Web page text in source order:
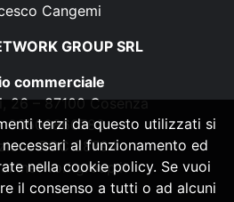
Cangemi
GROUP SRL
commerciale
26 – 87100 Cosenza
03500860782
ROC 28794
terzi da questo utilizzati si
al funzionamento ed
nella cookie policy. Se vuoi
il consenso a tutti o ad alcuni